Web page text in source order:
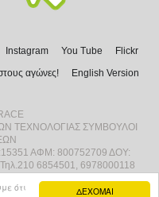
ΔΕΧΟΜΑΙ
ότι
Instagram You Tube
Flickr
αγώνες! English Version
ΤΕΧΝΟΛΟΓΙΑΣ ΣΥΜΒΟΥΛΟΙ
ΑΦΜ: 800752709 ΔΟΥ:
6854501, 6978000118